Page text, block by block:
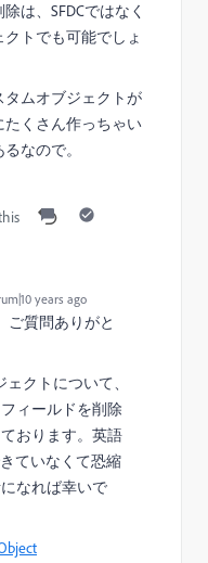
は、SFDCではなく
トでも可能でしょ
ムオブジェクトが
くさん作っちゃい
なので。
years ago
ご質問ありがと
クトについて、
ィールドを削除
おります。英語
ていなくて恐縮
なれば幸いで